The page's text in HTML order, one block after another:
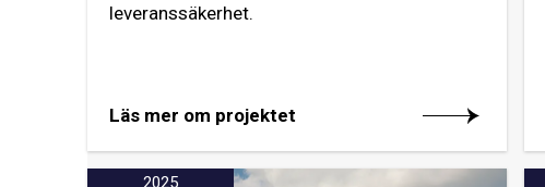
leveranssäkerhet.
Läs mer om projektet